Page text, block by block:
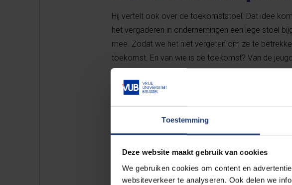
Toestemming
Deze website maakt gebruik van cookies
We gebruiken cookies om content en
websiteverkeer te analyseren. Ook delen we
Hij vertelt ook over de toekomststoel. Dat idee
het vergaderen in ondernemingen een lege stoel
mee. Zodat we het niet vergeten om ze te
toekomst. En van wie is de toekomst? Van de
”Een ander inzicht: ‘
afspreken – democratisch – dit doen we wel en dit